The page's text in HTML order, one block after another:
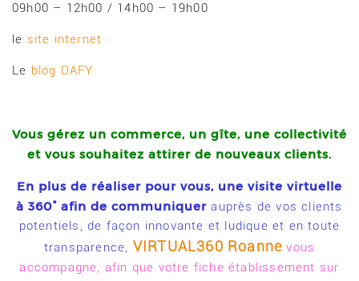
09h00 – 12h00 / 14h00 – 19h00
le site internet
Le blog DAFY
Vous gérez un commerce, un gîte, une collectivité
et vous souhaitez attirer de nouveaux clients.
En plus de réaliser pour vous, une visite virtuelle
à 360° afin de communiquer auprès de vos clients
potentiels, de façon innovante et ludique et en toute
transparence, VIRTUAL360 Roanne vous
accompagne, afin que votre fiche établissement sur